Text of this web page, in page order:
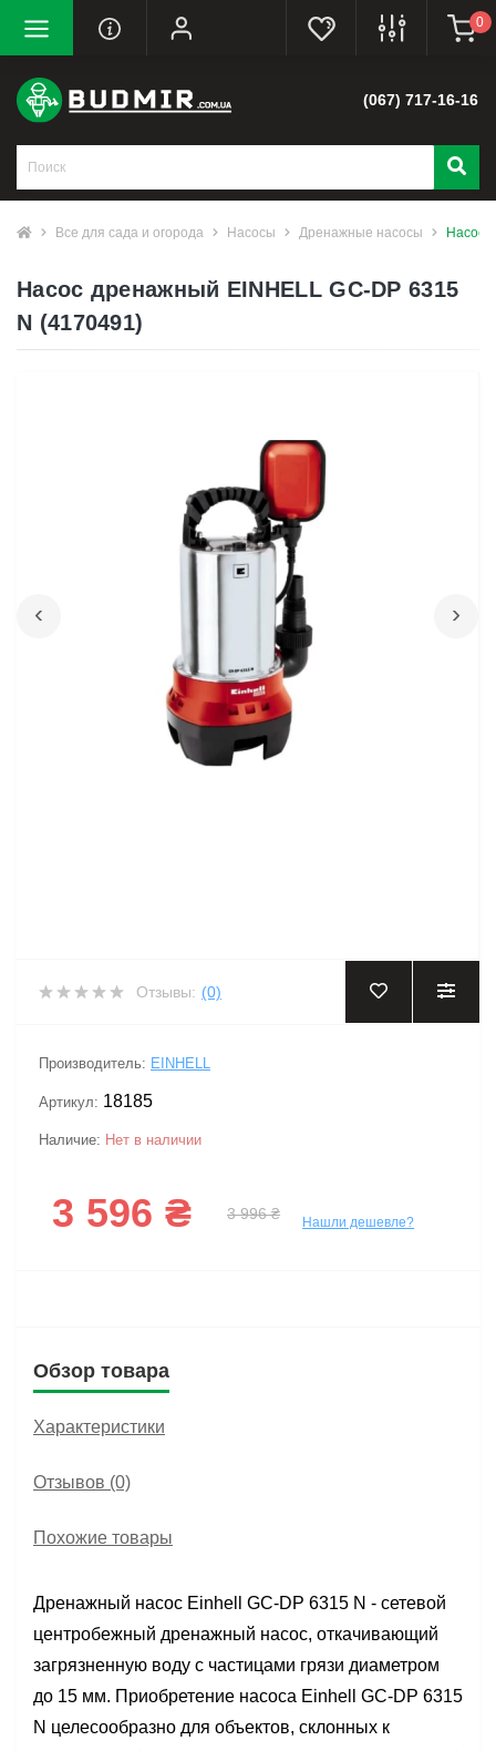
0
(067) 717-16-16
Все для сада и огорода Насосы Дренажные насосы Насос
Насос дренажный EINHELL GC-DP 6315
N (4170491)
‹ ›
Отзывы: (0)
Производитель: EINHELL
Артикул: 18185
Наличие: Нет в наличии
3 596 ₴ 3 996 ₴ Нашли дешевле?
Обзор товара
Характеристики
Отзывов (0)
Похожие товары
Дренажный насос Einhell GC-DP 6315 N - сетевой
центробежный дренажный насос, откачивающий
загрязненную воду с частицами грязи диаметром
до 15 мм. Приобретение насоса Einhell GC-DP 6315
N целесообразно для объектов, склонных к